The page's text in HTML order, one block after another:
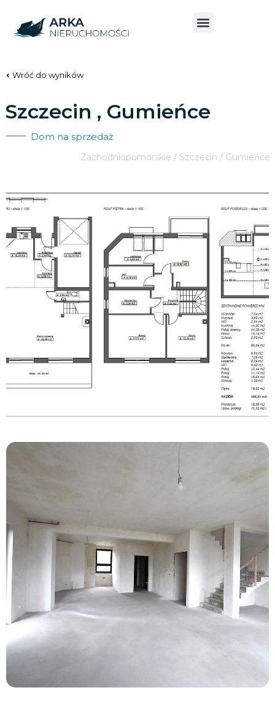
Wróć do wyników
Szczecin , Gumieńce
Dom na sprzedaż
Zachodniopomorskie / Szczecin / Gumieńce
Zobacz wszystkie